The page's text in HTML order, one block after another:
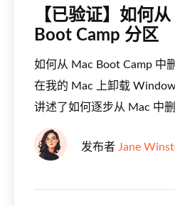
【已验证】如何
Boot Camp 分区
如何从 Mac Boot Camp 中
在我的 Mac 上卸载
讲述了如何逐步从 Mac 中
发布者 Jane